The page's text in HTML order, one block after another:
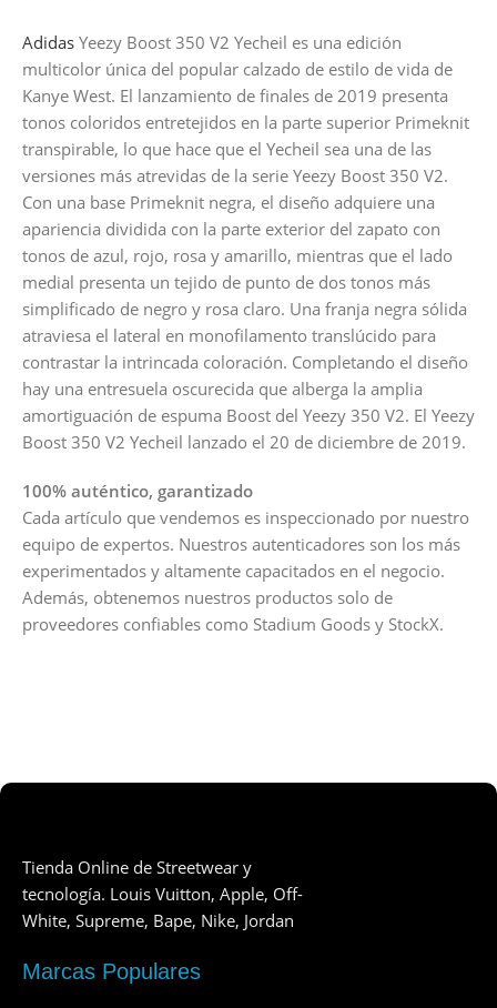
Adidas Yeezy Boost 350 V2 Yecheil es una edición
multicolor única del popular calzado de estilo de vida de
Kanye West. El lanzamiento de finales de 2019 presenta
tonos coloridos entretejidos en la parte superior Primeknit
transpirable, lo que hace que el Yecheil sea una de las
versiones más atrevidas de la serie Yeezy Boost 350 V2.
Con una base Primeknit negra, el diseño adquiere una
apariencia dividida con la parte exterior del zapato con
tonos de azul, rojo, rosa y amarillo, mientras que el lado
medial presenta un tejido de punto de dos tonos más
simplificado de negro y rosa claro. Una franja negra sólida
atraviesa el lateral en monofilamento translúcido para
contrastar la intrincada coloración. Completando el diseño
hay una entresuela oscurecida que alberga la amplia
amortiguación de espuma Boost del Yeezy 350 V2. El Yeezy
Boost 350 V2 Yecheil lanzado el 20 de diciembre de 2019.
100% auténtico, garantizado
Cada artículo que vendemos es inspeccionado por nuestro
equipo de expertos. Nuestros autenticadores son los más
experimentados y altamente capacitados en el negocio.
Además, obtenemos nuestros productos solo de
proveedores confiables como Stadium Goods y StockX.
Tienda Online de Streetwear y
tecnología. Louis Vuitton, Apple, Off-
White, Supreme, Bape, Nike, Jordan
Marcas Populares